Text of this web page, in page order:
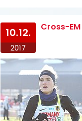
10.12.
2017
Cross-EM